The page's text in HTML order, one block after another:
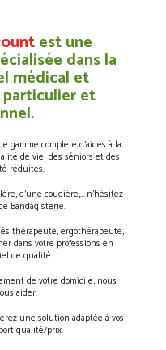
est une
dans la
médical et
et
gamme complète d’aides à la
de vie des séniors et des
réduites.
d’une coudière,… n’hésitez
Bandagisterie.
ergothérapeute,
dans votre professions en
de qualité.
de votre domicile, nous
aider.
une solution adaptée à vos
qualité/prix.